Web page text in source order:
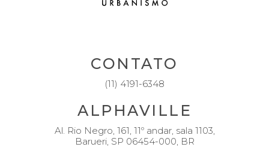
CONTATO
(11) 4191-6348
ALPHAVILLE
Al. Rio Negro, 161, 11º andar, sala 1103,
Barueri, SP 06454-000, BR